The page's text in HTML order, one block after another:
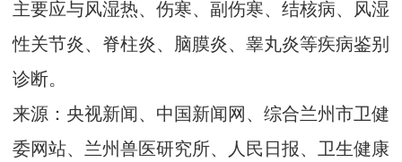
主要应与风湿热、伤寒、副伤寒、结核病、风湿
性关节炎、脊柱炎、脑膜炎、睾丸炎等疾病鉴别
诊断。
来源：央视新闻、中国新闻网、综合兰州市卫健
委网站、兰州兽医研究所、人民日报、卫生健康